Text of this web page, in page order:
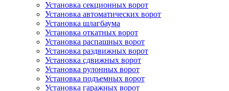
Установка секционных ворот
Установка автоматических ворот
Установка шлагбаума
Установка откатных ворот
Установка распашных ворот
Установка раздвижных ворот
Установка сдвижных ворот
Установка рулонных ворот
Установка подъемных ворот
Установка гаражных ворот